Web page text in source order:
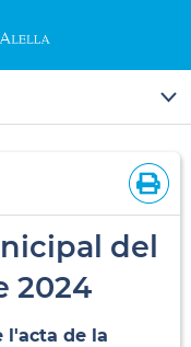
del
2024
l'acta de la